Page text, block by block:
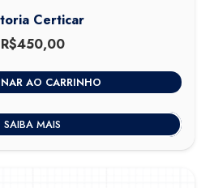
Certicar
R$450,00
AO CARRINHO
SAIBA MAIS